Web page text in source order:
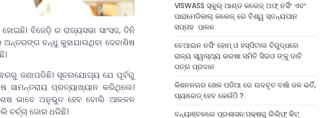
ବିଜେଡ଼ି ର ରାଜ୍ୟସଭା ସାଂସଦ, ତିନି
ବନ୍ଧୁ କୁହାଯାଉଥିବା ଦେବାଶିଷ
ଜଣାପଡିଛି। ସୂଚନାଯୋଗ୍ୟ ଯେ ପୂର୍ବରୁ
ପ୍ରତ୍ୟାଖ୍ୟାନ କରିଥିଲେ।
ଭାବେ ଅନୁଭୁତ ହେବ ବୋଲି ଆକଳନ
ଚର୍ଚ୍ଚା ଜୋର ଧରିଛି।
VISWASS ସ୍କୁଲ୍ ଆଣ୍ଡ କଲେଜ୍ ଅଫ୍ ନର୍ସିଂ ଏବଂ
ପାରାମେଡିକାଲ୍ କଲେଜ୍ ରେ ବିଶ୍ୱ ସ୍ତନ୍ୟପାନ
ସପ୍ତାହ ପାଳନ
ବେଆଇନ ନର୍ସିଂ ହୋମ୍ ଓ ହସ୍ପିଟାଲ ବିରୁଦ୍ଧରେ
ରାଜ୍ୟ ସ୍ୱାସ୍ଥ୍ୟ ଭରଷା ସମିତି ସିଇଓ ଙ୍କୁ ଦାବି
ପତ୍ର ପ୍ରଦାନ
କିଶନନଗର ଖେଳ ପଡିଆ ରେ ଉଦବୃତ ବର୍ଷା ଜଳ ଭର୍ତି,
ପ୍ୟାରେଡ୍ ହେବ କେଉଁଠି ?
ବନ୍ୟାଞ୍ଚଳରେ ପ୍ରଶାସନ:ପକ୍ଷରୁ ରିଲିଫ୍ କିଟ୍